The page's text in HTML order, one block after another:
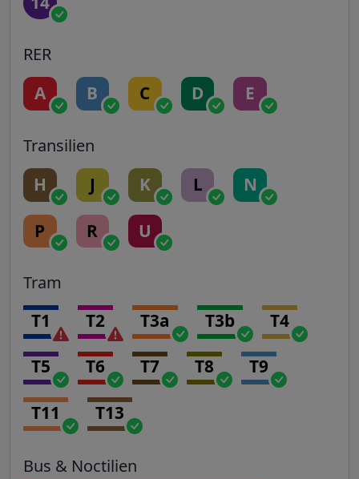
RER
A B C D E
Transilien
H J K L N
P R U
Tram
T1 T2 T3a T3b T4
T5 T6 T7 T8 T9
T11 T13
Bus & Noctilien